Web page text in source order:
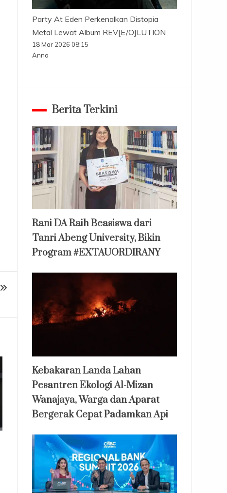
Party At Eden Perkenalkan Distopia
Metal Lewat Album REV[E/O]LUTION
18 Mar 2026 08:15
Anna
Berita Terkini
Rani DA Raih Beasiswa dari
Tanri Abeng University, Bikin
Program #EXTAUORDIRANY
Kebakaran Landa Lahan
Pesantren Ekologi Al-Mizan
Wanajaya, Warga dan Aparat
Bergerak Cepat Padamkan Api